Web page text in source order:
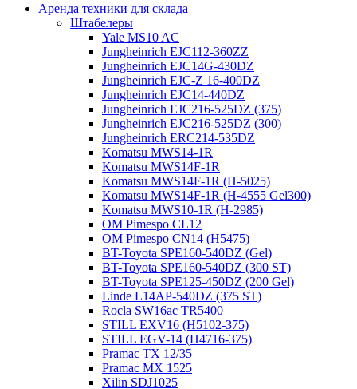
Аренда техники для склада
Штабелеры
Yale MS10 AC
Jungheinrich EJC112-360ZZ
Jungheinrich EJC14G-430DZ
Jungheinrich EJC-Z 16-400DZ
Jungheinrich EJC14-440DZ
Jungheinrich EJC216-525DZ (375)
Jungheinrich EJC216-525DZ (300)
Jungheinrich ERC214-535DZ
Komatsu MWS14-1R
Komatsu MWS14F-1R
Komatsu MWS14F-1R (H-5025)
Komatsu MWS14F-1R (H-4555 Gel300)
Komatsu MWS10-1R (Н-2985)
OM Pimespo CL12
OM Pimespo CN14 (Н5475)
BT-Toyota SPE160-540DZ (Gel)
BT-Toyota SPE160-540DZ (300 ST)
BT-Toyota SPE125-450DZ (200 Gel)
Linde L14AP-540DZ (375 ST)
Rocla SW16ac TR5400
STILL EXV16 (H5102-375)
STILL EGV-14 (H4716-375)
Pramac TX 12/35
Pramac MX 1525
Xilin SDJ1025